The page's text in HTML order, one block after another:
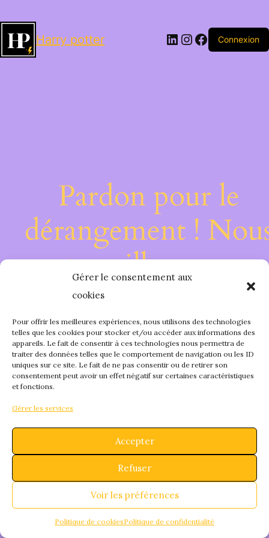
Gérer le consentement aux
cookies
Pour offrir les meilleures expériences, nous utilisons des technologies
telles que les cookies pour stocker et/ou accéder aux informations des
appareils. Le fait de consentir à ces technologies nous permettra de
traiter des données telles que le comportement de navigation ou les ID
uniques sur ce site. Le fait de ne pas consentir ou de retirer son
consentement peut avoir un effet négatif sur certaines caractéristiques
et fonctions.
Gérer les services
Accepter
Refuser
Voir les préférences
Politique de cookiesPolitique de confidentialité
Harry potter LinkedIn
Instagram
Facebook
Connexion
Pardon pour le
dérangement !
travaillons sur
quelque chose de
fantastique –
bientôt !